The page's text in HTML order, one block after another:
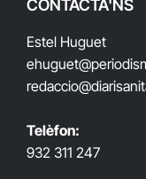
CONTACTA'NS
Estel Huguet
ehuguet
Telèfon:
932 311 247